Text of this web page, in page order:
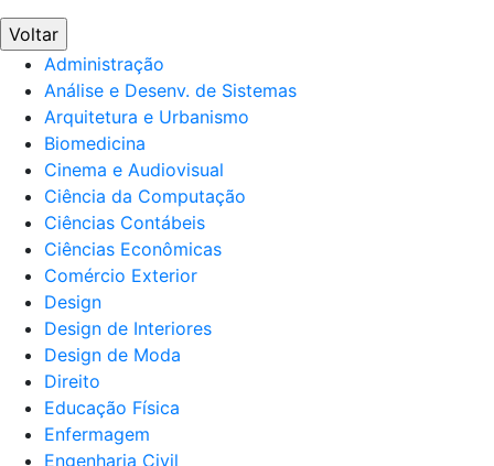
Voltar
Administração
Análise e Desenv. de Sistemas
Arquitetura e Urbanismo
Biomedicina
Cinema e Audiovisual
Ciência da Computação
Ciências Contábeis
Ciências Econômicas
Comércio Exterior
Design
Design de Interiores
Design de Moda
Direito
Educação Física
Enfermagem
Engenharia Civil